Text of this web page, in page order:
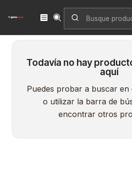
Inicio
Todavía no hay
aquí
Puedes probar a buscar en
o utilizar la barra de
encontrar otros